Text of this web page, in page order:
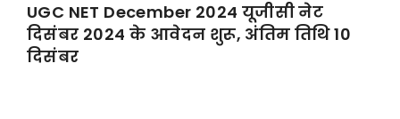
UGC NET December 2024 यूजीसी नेट
दिसंबर 2024 के आवेदन शुरू, अंतिम तिथि 10
दिसंबर